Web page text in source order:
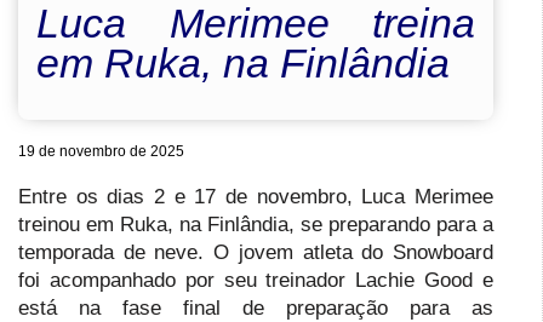
Luca Merimee treina
em Ruka, na Finlândia
19 de novembro de 2025
Entre os dias 2 e 17 de novembro, Luca Merimee
treinou em Ruka, na Finlândia, se preparando para a
temporada de neve. O jovem atleta do Snowboard
foi acompanhado por seu treinador Lachie Good e
está na fase final de preparação para as